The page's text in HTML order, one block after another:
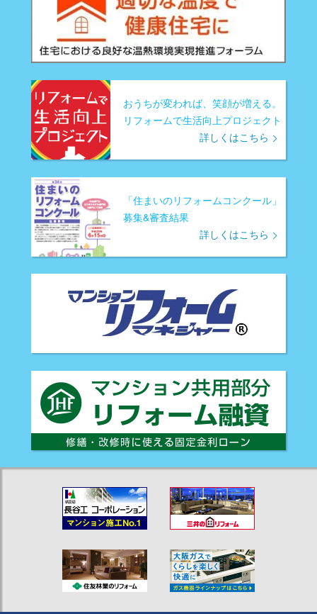
おうちが変われば、笑顔が増える。
リフォームで生活向上プロジェクト
詳しくはこちら
「住まいのリフォームコンクール」
募集&審査結果
詳しくはこちら